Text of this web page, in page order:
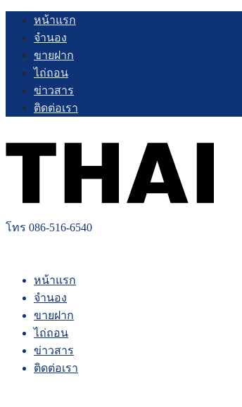
Skip
content
หน้าแรก
จำนอง
ขายฝาก
ไถ่ถอน
ข่าวสาร
ติดต่อเรา
โทร 086-516-6540
หน้าแรก
จำนอง
ขายฝาก
ไถ่ถอน
ข่าวสาร
ติดต่อเรา